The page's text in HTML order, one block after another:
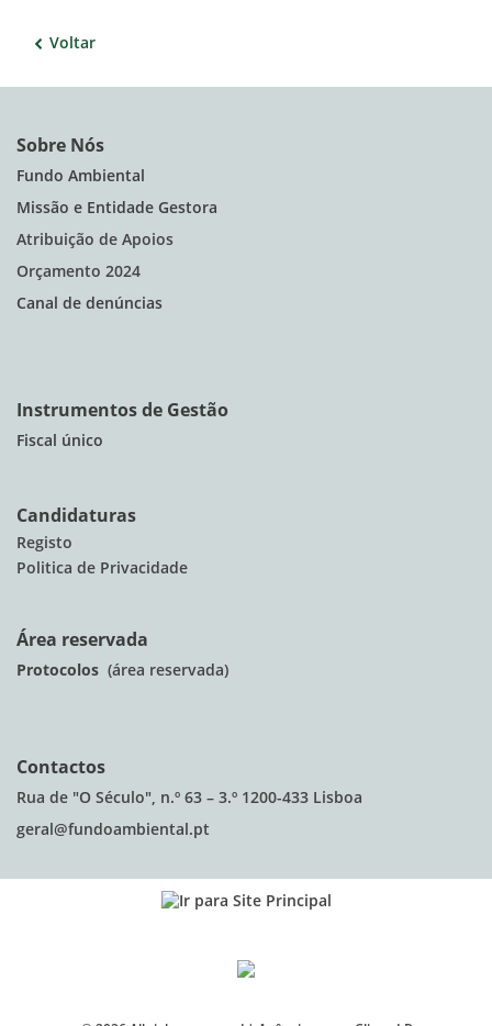
Voltar
Sobre Nós
Fundo Ambiental
Missão e Entidade Gestora
Atribuição de Apoios
Orçamento 2024
Canal de denúncias
Instrumentos de Gestão
Fiscal único
Candidaturas
Registo
Politica de Privacidade
Área reservada
Protocolos (área reservada)
Contactos
Rua de "O Século", n.º 63 – 3.º 1200-433 Lisboa
geral@fundoambiental.pt